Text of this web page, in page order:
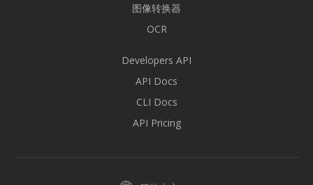
图像转换器
OCR
Developers API
API Docs
CLI Docs
API Pricing